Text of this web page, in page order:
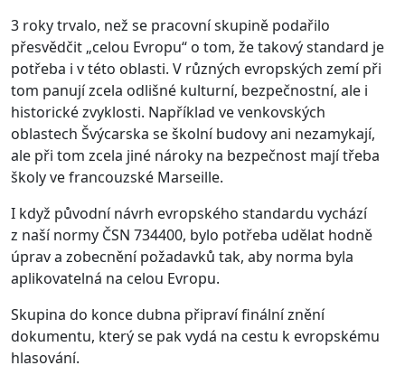
3 roky trvalo, než se pracovní skupině podařilo
přesvědčit „celou Evropu“ o tom, že takový standard je
potřeba i v této oblasti. V různých evropských zemí při
tom panují zcela odlišné kulturní, bezpečnostní, ale i
historické zvyklosti. Například ve venkovských
oblastech Švýcarska se školní budovy ani nezamykají,
ale při tom zcela jiné nároky na bezpečnost mají třeba
školy ve francouzské Marseille.
I když původní návrh evropského standardu vychází
z naší normy ČSN 734400, bylo potřeba udělat hodně
úprav a zobecnění požadavků tak, aby norma byla
aplikovatelná na celou Evropu.
Skupina do konce dubna připraví finální znění
dokumentu, který se pak vydá na cestu k evropskému
hlasování.